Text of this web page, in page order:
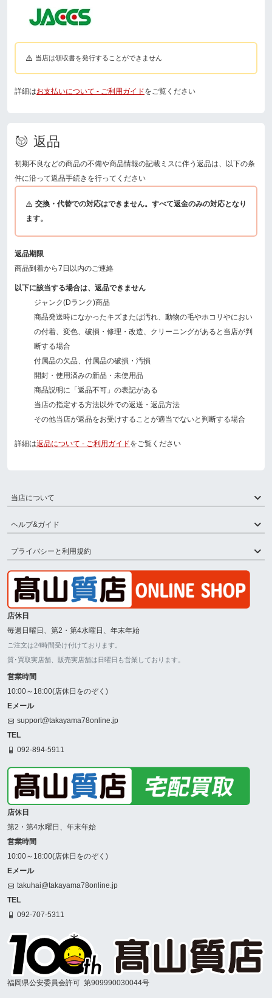
当店は領収書を発行することができません
詳細はお支払いについて - ご利用ガイドをご覧ください
返品
初期不良などの商品の不備や商品情報の記載ミスに伴う返品は、以下の条
件に沿って返品手続きを行ってください
交換・代替での対応はできません。すべて返金のみの対応となり
ます。
返品期限
商品到着から7日以内のご連絡
以下に該当する場合は、返品できません
ジャンク(Dランク)商品
商品発送時になかったキズまたは汚れ、動物の毛やホコリやにおい
の付着、変色、破損・修理・改造、クリーニングがあると当店が判
断する場合
付属品の欠品、付属品の破損・汚損
開封・使用済みの新品・未使用品
商品説明に「返品不可」の表記がある
当店の指定する方法以外での返送・返品方法
その他当店が返品をお受けすることが適当でないと判断する場合
詳細は返品について - ご利用ガイドをご覧ください
当店について
ヘルプ&ガイド
プライバシーと利用規約
店休日
毎週日曜日、第2・第4水曜日、年末年始
ご注文は24時間受け付けております。
質･買取実店舗、販売実店舗は日曜日も営業しております。
営業時間
10:00～18:00(店休日をのぞく)
Eメール
support@takayama78online.jp
TEL
092-894-5911
店休日
第2・第4水曜日、年末年始
営業時間
10:00～18:00(店休日をのぞく)
Eメール
takuhai@takayama78online.jp
TEL
092-707-5311
福岡県公安委員会許可 第909990030044号